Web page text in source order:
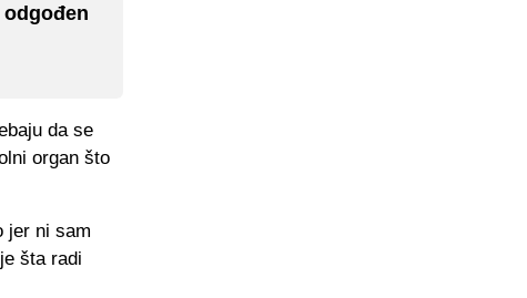
da se
organ što
jer ni sam
šta radi